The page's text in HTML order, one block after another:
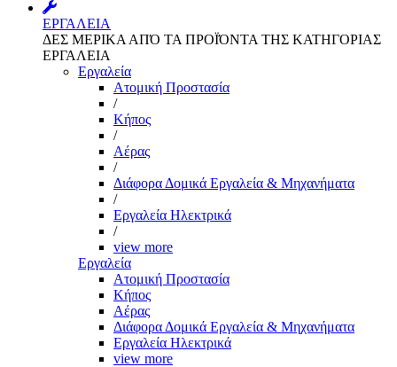
ΕΡΓΑΛΕΙΑ
ΔΕΣ ΜΕΡΙΚΑ ΑΠΌ ΤΑ ΠΡΟΪΌΝΤΑ ΤΗΣ ΚΑΤΗΓΟΡΙΑΣ
ΕΡΓΑΛΕΙΑ
Εργαλεία
Aτομική Προστασία
/
Kήπος
/
Αέρας
/
Διάφορα Δομικά Εργαλεία & Μηχανήματα
/
Εργαλεία Ηλεκτρικά
/
view more
Εργαλεία
Aτομική Προστασία
Kήπος
Αέρας
Διάφορα Δομικά Εργαλεία & Μηχανήματα
Εργαλεία Ηλεκτρικά
view more